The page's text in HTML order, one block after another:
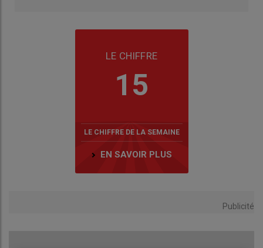
LE CHIFFRE
15
LE CHIFFRE DE LA SEMAINE
EN SAVOIR PLUS
Publicité